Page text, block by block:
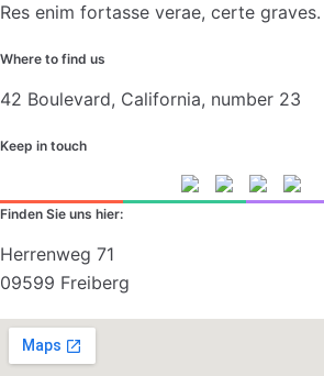
Res enim fortasse verae, certe graves.
Where to find us
42 Boulevard, California, number 23
Keep in touch
Finden Sie uns hier:
Herrenweg 71
09599 Freiberg